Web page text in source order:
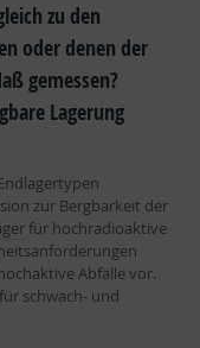
zu den
oder denen der
gemessen?
Lagerung
zur Bergbarkeit der
für hochradioaktive
Abfälle vor.
schwach- und